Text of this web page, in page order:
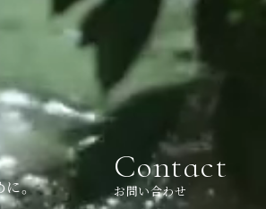
に。
Contact
お問い合わせ